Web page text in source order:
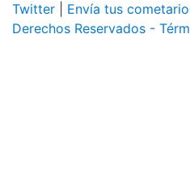
Twitter
Envía tus
Derechos Reservados -